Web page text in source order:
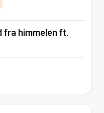
fra himmelen ft.